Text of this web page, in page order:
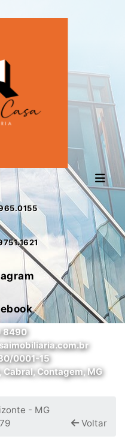
8490
0001-15
Contagem, MG
- MG
Voltar